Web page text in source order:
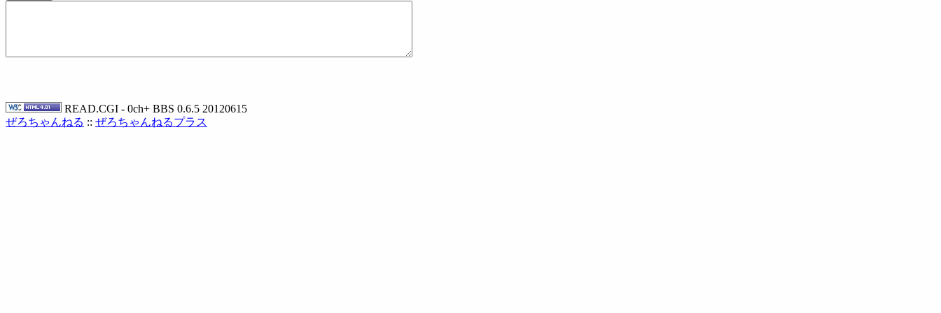
READ.CGI - 0ch+ BBS 0.6.5 20120615
ぜろちゃんねる :: ぜろちゃんねるプラス